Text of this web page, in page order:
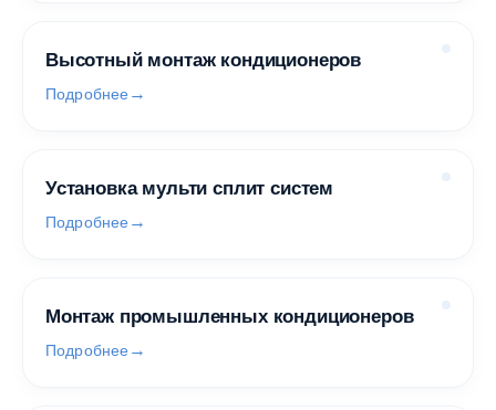
Высотный монтаж кондиционеров
Подробнее
Установка мульти сплит систем
Подробнее
Монтаж промышленных кондиционеров
Подробнее